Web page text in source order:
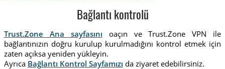
Bağlantı kontrolü
Trust.Zone Ana sayfasını oaçın ve Trust.Zone VPN ile
bağlantınızın doğru kurulup kurulmadığını kontrol etmek için
zaten açıksa yeniden yükleyin.
Ayrıca Bağlantı Kontrol Sayfamızı da ziyaret edebilirsiniz.